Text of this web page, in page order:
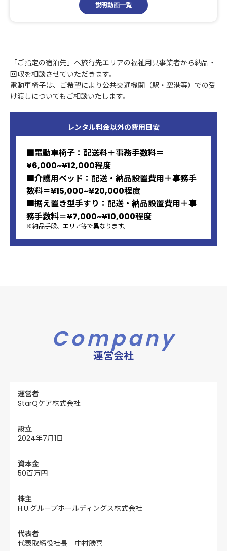
説明動画一覧
「ご指定の宿泊先」へ旅行先エリアの福祉用具事業者から納品・
回収を相談させていただきます。
電動車椅子は、ご希望により公共交通機関（駅・空港等）での受
け渡しについてもご相談いたします。
レンタル料金以外の費用目安
■電動車椅子：配送料＋事務手数料＝
¥6,000~¥12,000程度
■介護用ベッド：配送・納品設置費用＋事務手
数料＝¥15,000~¥20,000程度
■据え置き型手すり：配送・納品設置費用＋事
務手数料＝¥7,000~¥10,000程度
※納品手段、エリア等で異なります。
Company
運営会社
運営者
StarQケア株式会社
設立
2024年7月1日
資本金
50百万円
株主
H.U.グループホールディングス株式会社
代表者
代表取締役社長 中村勝喜